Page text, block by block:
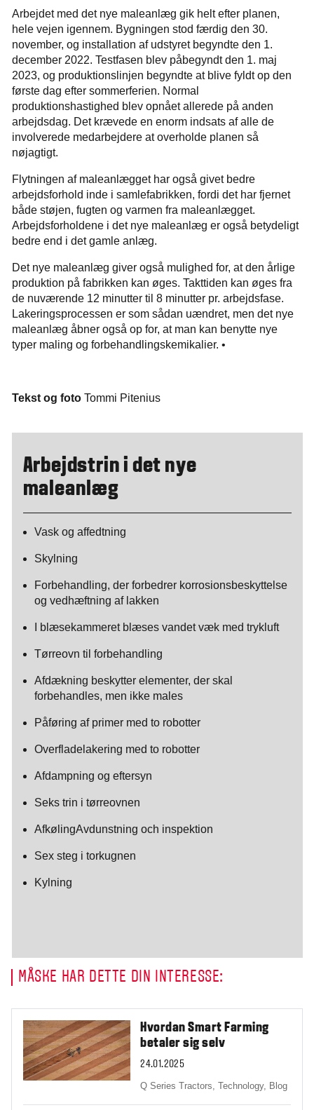
Arbejdet med det nye maleanlæg gik helt efter planen,
hele vejen igennem. Bygningen stod færdig den 30.
november, og installation af udstyret begyndte den 1.
december 2022. Testfasen blev påbegyndt den 1. maj
2023, og produktionslinjen begyndte at blive fyldt op den
første dag efter sommerferien. Normal
produktionshastighed blev opnået allerede på anden
arbejdsdag. Det krævede en enorm indsats af alle de
involverede medarbejdere at overholde planen så
nøjagtigt.
Flytningen af maleanlægget har også givet bedre
arbejdsforhold inde i samlefabrikken, fordi det har fjernet
både støjen, fugten og varmen fra maleanlægget.
Arbejdsforholdene i det nye maleanlæg er også betydeligt
bedre end i det gamle anlæg.
Det nye maleanlæg giver også mulighed for, at den årlige
produktion på fabrikken kan øges. Takttiden kan øges fra
de nuværende 12 minutter til 8 minutter pr. arbejdsfase.
Lakeringsprocessen er som sådan uændret, men det nye
maleanlæg åbner også op for, at man kan benytte nye
typer maling og forbehandlingskemikalier. •
Tekst og fotoTommi Pitenius
Arbejdstrin i det nye
maleanlæg
Vask og affedtning
Skylning
Forbehandling, der forbedrer korrosionsbeskyttelse
og vedhæftning af lakken
I blæsekammeret blæses vandet væk med trykluft
Tørreovn til forbehandling
Afdækning beskytter elementer, der skal
forbehandles, men ikke males
Påføring af primer med to robotter
Overfladelakering med to robotter
Afdampning og eftersyn
Seks trin i tørreovnen
AfkølingAvdunstning och inspektion
Sex steg i torkugnen
Kylning
MÅSKE HAR DETTE DIN INTERESSE:
Hvordan Smart Farming
betaler sig selv
24.01.2025
Q Series Tractors,Technology, Blog